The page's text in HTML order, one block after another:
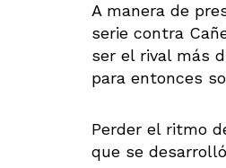
A manera de
serie contra
ser el rival más
para entonces
Perder el ritmo
que se